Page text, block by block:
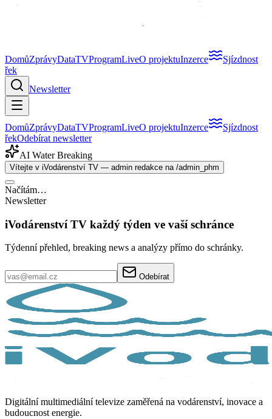
DomůZprávyDataTVProgramLiveO projektuInzerce
Sjízdnost
řek
Newsletter
DomůZprávyDataTVProgramLiveO projektuInzerce
Sjízdnost
řekOdebírat newsletter
AI Water Breaking
Vítejte v iVodárenství TV — admin redakce na /admin_phm
Načítám…
Newsletter
iVodárenství TV každý týden ve vaší schránce
Týdenní přehled, breaking news a analýzy přímo do schránky.
Odebírat
Digitální multimediální televize zaměřená na vodárenství, inovace a
budoucnost energie.